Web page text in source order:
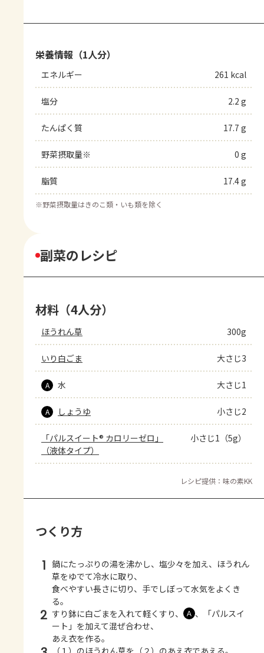
栄養情報（1人分）
エネルギー 261 kcal
塩分 2.2 g
たんぱく質 17.7 g
野菜摂取量※ 0 g
脂質 17.4 g
※野菜摂取量はきのこ類・いも類を除く
副菜のレシピ
材料（4人分）
ほうれん草 300g
いり白ごま 大さじ3
A 水 大さじ1
A しょうゆ 小さじ2
「パルスイート® カロリーゼロ」
（液体タイプ）
小さじ1（5g）
レシピ提供：味の素KK
つくり方
1 鍋にたっぷりの湯を沸かし、塩少々を加え、ほうれん
草をゆでて冷水に取り、
食べやすい長さに切り、手でしぼって水気をよくき
る。
2 すり鉢に白ごまを入れて軽くすり、 Ａ 、「パルスイ
ート」を加えて混ぜ合わせ、
あえ衣を作る。